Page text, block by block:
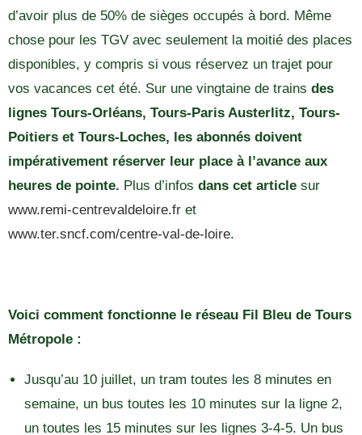
d’avoir plus de 50% de sièges occupés à bord. Même
chose pour les TGV avec seulement la moitié des places
disponibles, y compris si vous réservez un trajet pour
vos vacances cet été. Sur une vingtaine de trains des
lignes Tours-Orléans, Tours-Paris Austerlitz, Tours-
Poitiers et Tours-Loches, les abonnés doivent
impérativement réserver leur place à l’avance aux
heures de pointe. Plus d’infos dans cet article sur
www.remi-centrevaldeloire.fr et
www.ter.sncf.com/centre-val-de-loire.
Voici comment fonctionne le réseau Fil Bleu de Tours
Métropole :
Jusqu’au 10 juillet, un tram toutes les 8 minutes en
semaine, un bus toutes les 10 minutes sur la ligne 2,
un toutes les 15 minutes sur les lignes 3-4-5. Un bus